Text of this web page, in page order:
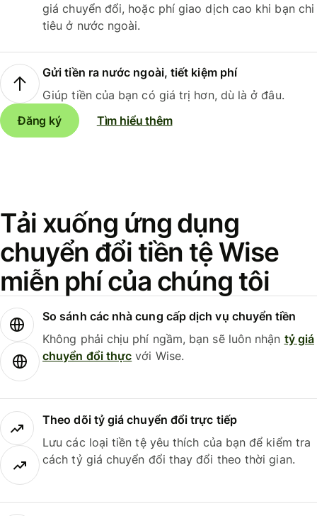
giá chuyển đổi, hoặc phí giao dịch cao khi bạn chi
tiêu ở nước ngoài.
Gửi tiền ra nước ngoài, tiết kiệm phí
Giúp tiền của bạn có giá trị hơn, dù là ở đâu.
Đăng ký
Tìm hiểu thêm
Tải xuống ứng dụng
chuyển đổi tiền tệ Wise
miễn phí của chúng tôi
So sánh các nhà cung cấp dịch vụ chuyển tiền
Không phải chịu phí ngầm, bạn sẽ luôn nhận tỷ giá
chuyển đổi thực với Wise.
Theo dõi tỷ giá chuyển đổi trực tiếp
Lưu các loại tiền tệ yêu thích của bạn để kiểm tra
cách tỷ giá chuyển đổi thay đổi theo thời gian.